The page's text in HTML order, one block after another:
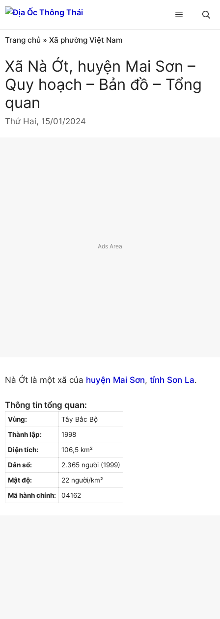
Chuyển
đến
nội
dung
Menu
Trang chủ » Xã phường Việt Nam
Xã Nà Ớt, huyện Mai Sơn –
Quy hoạch – Bản đồ – Tổng
quan
Thứ Hai, 15/01/2024
Nà Ớt là một xã của huyện Mai Sơn, tỉnh Sơn La.
Thông tin tổng quan:
Vùng:
Tây Bắc Bộ
Thành lập:
1998
Diện tích:
106,5 km²
Dân số:
2.365 người (1999)
Mật độ:
22 người/km²
Mã hành chính:
04162